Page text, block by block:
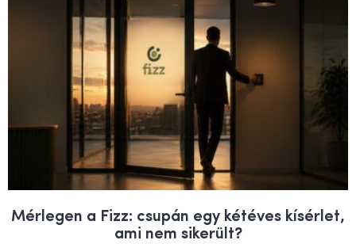
Mérlegen a Fizz: csupán egy kétéves kísérlet,
ami nem sikerült?